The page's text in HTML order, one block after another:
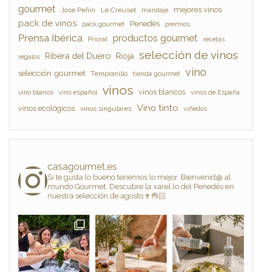
gourmet Jose Peñín Le Creuset maridaje mejores vinos
pack de vinos pack gourmet Penedès premios
Prensa Ibérica Priorat productos gourmet recetas
regalos Ribera del Duero Rioja selección de vinos
selección gourmet Tempranillo tienda gourmet vino
vino blanco vino español vinos vinos blancos vinos de España
vinos ecológicos vinos singulares Vino tinto viñedos
casagourmet.es
Si te gusta lo bueno tenemos lo mejor. Bienvenid@ al
mundo Gourmet. Descubre la xarel.lo del Penedès en
nuestra selección de agosto🍷👌🏻